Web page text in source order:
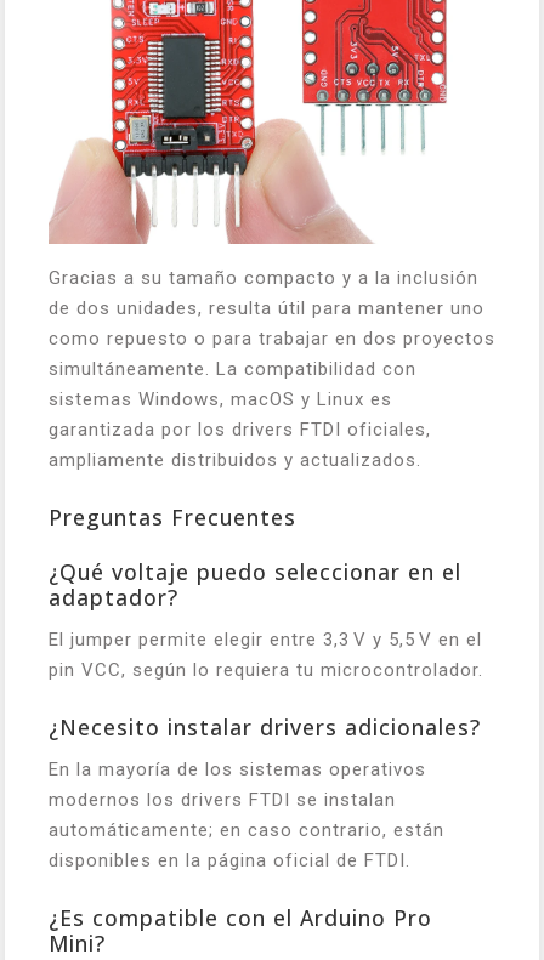
Gracias a su tamaño compacto y a la inclusión
de dos unidades, resulta útil para mantener uno
como repuesto o para trabajar en dos proyectos
simultáneamente. La compatibilidad con
sistemas Windows, macOS y Linux es
garantizada por los drivers FTDI oficiales,
ampliamente distribuidos y actualizados.
Preguntas Frecuentes
¿Qué voltaje puedo seleccionar en el
adaptador?
El jumper permite elegir entre 3,3 V y 5,5 V en el
pin VCC, según lo requiera tu microcontrolador.
¿Necesito instalar drivers adicionales?
En la mayoría de los sistemas operativos
modernos los drivers FTDI se instalan
automáticamente; en caso contrario, están
disponibles en la página oficial de FTDI.
¿Es compatible con el Arduino Pro
Mini?